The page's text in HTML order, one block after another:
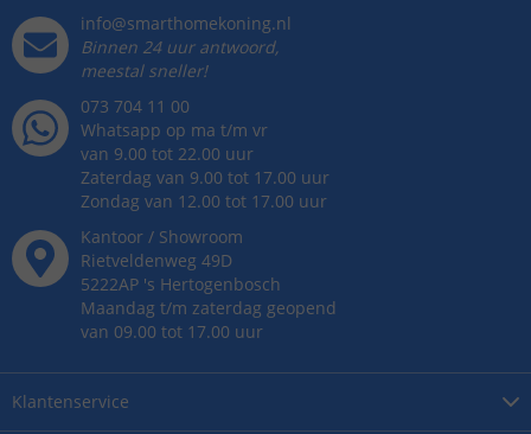
Klantenservice
info@smarthomekoning.nl
Binnen 24 uur antwoord,
meestal sneller!
073 704 11 00
Whatsapp op ma t/m vr
van 9.00 tot 22.00 uur
Zaterdag van 9.00 tot 17.00 uur
Zondag van 12.00 tot 17.00 uur
Kantoor / Showroom
Rietveldenweg 49D
5222AP 's Hertogenbosch
Maandag t/m zaterdag geopend
van 09.00 tot 17.00 uur